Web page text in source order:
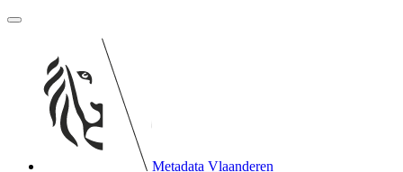
Metadata Vlaanderen